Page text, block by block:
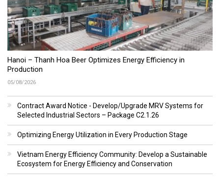
Hanoi – Thanh Hoa Beer Optimizes Energy Efficiency in
Production
05/08/2026
Contract Award Notice - Develop/Upgrade MRV Systems for
Selected Industrial Sectors – Package C2.1.26
Optimizing Energy Utilization in Every Production Stage
Vietnam Energy Efficiency Community: Develop a Sustainable
Ecosystem for Energy Efficiency and Conservation